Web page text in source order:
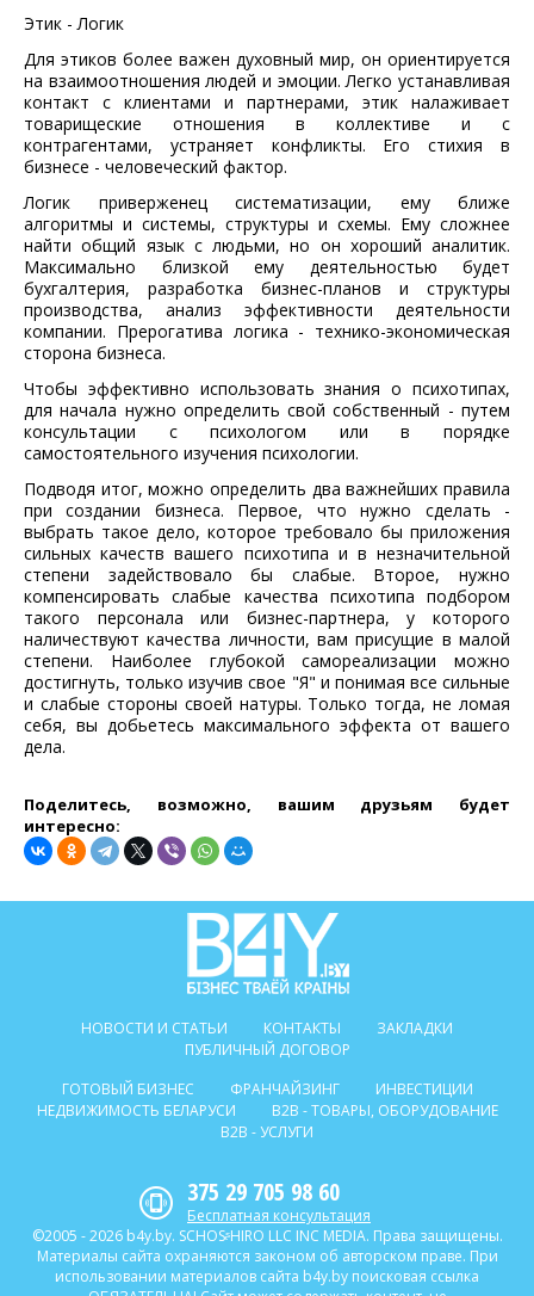
Этик - Логик
Для этиков более важен духовный мир, он ориентируется
на взаимоотношения людей и эмоции. Легко устанавливая
контакт с клиентами и партнерами, этик налаживает
товарищеские отношения в коллективе и с
контрагентами, устраняет конфликты. Его стихия в
бизнесе - человеческий фактор.
Логик приверженец систематизации, ему ближе
алгоритмы и системы, структуры и схемы. Ему сложнее
найти общий язык с людьми, но он хороший аналитик.
Максимально близкой ему деятельностью будет
бухгалтерия, разработка бизнес-планов и структуры
производства, анализ эффективности деятельности
компании. Прерогатива логика - технико-экономическая
сторона бизнеса.
Чтобы эффективно использовать знания о психотипах,
для начала нужно определить свой собственный - путем
консультации с психологом или в порядке
самостоятельного изучения психологии.
Подводя итог, можно определить два важнейших правила
при создании бизнеса. Первое, что нужно сделать -
выбрать такое дело, которое требовало бы приложения
сильных качеств вашего психотипа и в незначительной
степени задействовало бы слабые. Второе, нужно
компенсировать слабые качества психотипа подбором
такого персонала или бизнес-партнера, у которого
наличествуют качества личности, вам присущие в малой
степени. Наиболее глубокой самореализации можно
достигнуть, только изучив свое "Я" и понимая все сильные
и слабые стороны своей натуры. Только тогда, не ломая
себя, вы добьетесь максимального эффекта от вашего
дела.
Поделитесь, возможно, вашим друзьям будет
интересно:
НОВОСТИ И СТАТЬИ КОНТАКТЫ
ЗАКЛАДКИ
ПУБЛИЧНЫЙ ДОГОВОР
ГОТОВЫЙ БИЗНЕС
ФРАНЧАЙЗИНГ
ИНВЕСТИЦИИ
НЕДВИЖИМОСТЬ БЕЛАРУСИ
B2B - ТОВАРЫ, ОБОРУДОВАНИЕ
B2B - УСЛУГИ
375 29 705 98 60
Бесплатная консультация
©2005 - 2026 b4y.by. SCHOSᶳHIRO LLC INC MEDIA. Права защищены.
Материалы сайта охраняются законом об авторском праве. При
использовании материалов сайта b4y.by поисковая ссылка